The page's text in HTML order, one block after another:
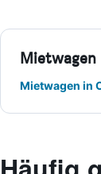
Mietwagen
Mietwagen in